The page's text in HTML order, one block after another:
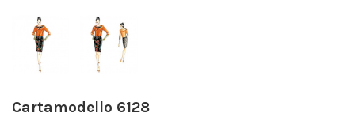
Cartamodello 6128